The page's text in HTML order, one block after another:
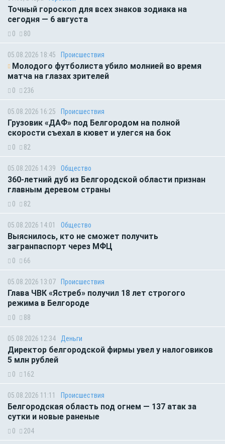
Точный гороскоп для всех знаков зодиака на
сегодня — 6 августа
0 80
05.08.2026 18:45 Происшествия
Молодого футболиста убило молнией во время
матча на глазах зрителей
0 236
05.08.2026 16:25 Происшествия
Грузовик «ДАФ» под Белгородом на полной
скорости съехал в кювет и улегся на бок
0 82
05.08.2026 14:39 Общество
360-летний дуб из Белгородской области признан
главным деревом страны
0 82
05.08.2026 14:01 Общество
Выяснилось, кто не сможет получить
загранпаспорт через МФЦ
0 66
05.08.2026 13:07 Происшествия
Глава ЧВК «Ястреб» получил 18 лет строгого
режима в Белгороде
0 88
05.08.2026 12:34 Деньги
Директор белгородской фирмы увел у налоговиков
5 млн рублей
0 162
05.08.2026 11:11 Происшествия
Белгородская область под огнем — 137 атак за
сутки и новые раненые
0 204